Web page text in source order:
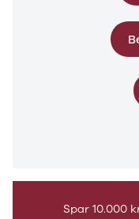
E-
Se
Civic
Se
Spar 10.000